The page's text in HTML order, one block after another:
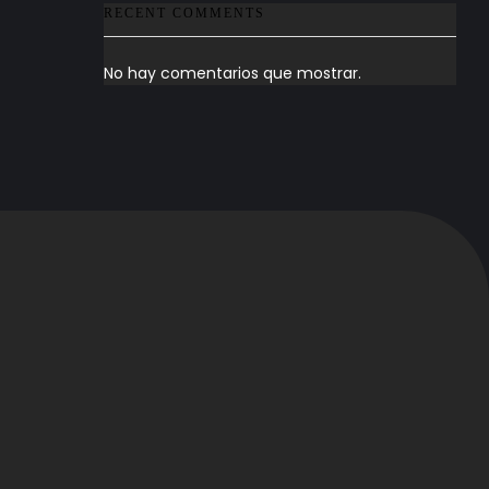
RECENT COMMENTS
No hay comentarios que mostrar.